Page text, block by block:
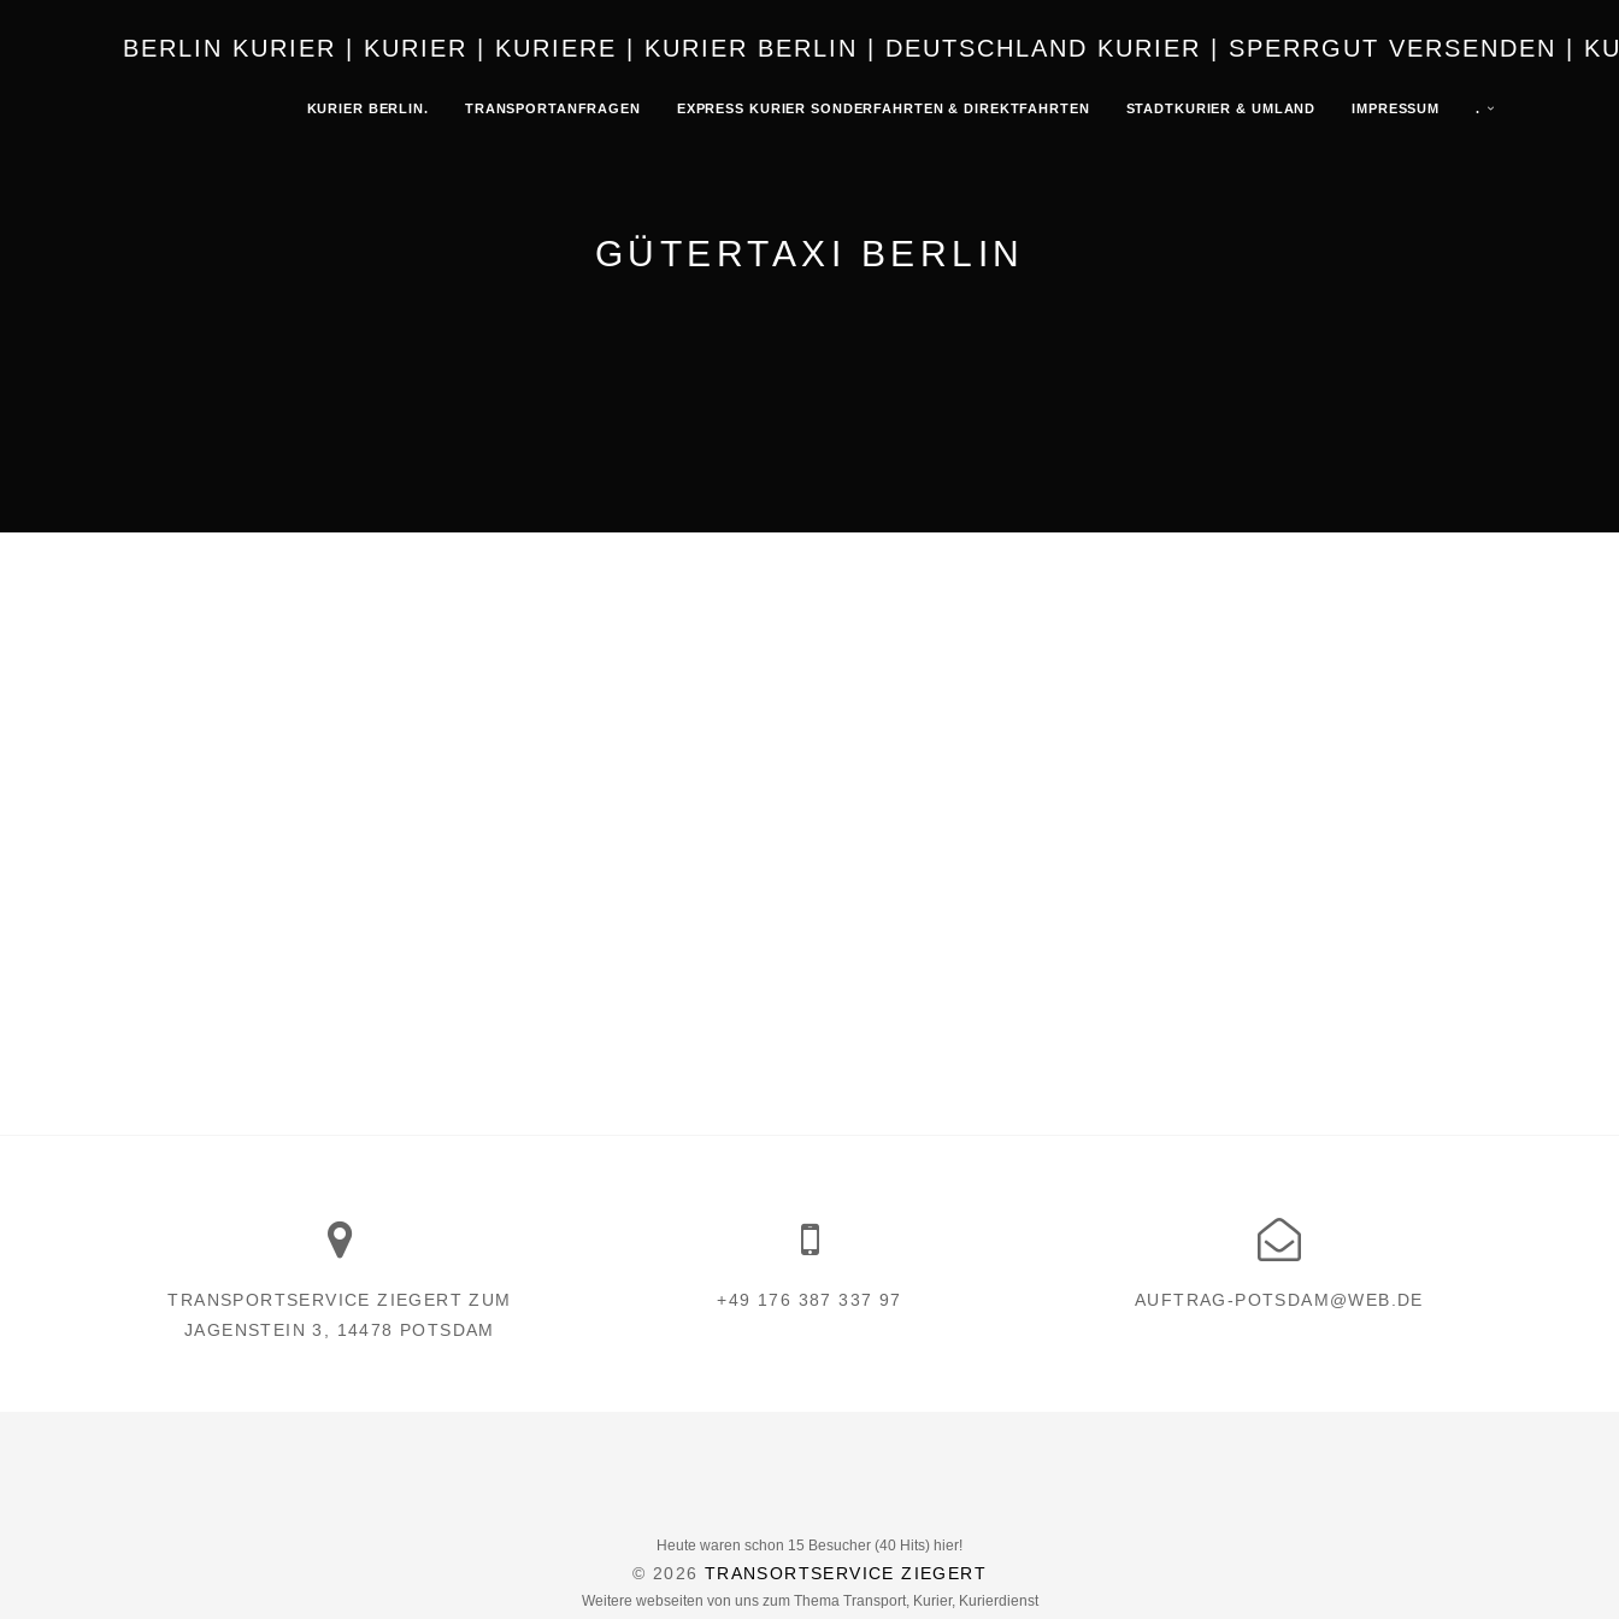
BERLIN KURIER | KURIER |
KURIER BERLIN. TRANSPORTANFRAGEN EXPRESS KURIER SONDERFAHRTEN & DIREKTFAHRTEN STADTKURIER & UMLAND IMPRESSUM .
GÜTERTAXI BERLIN
TRANSPORTSERVICE ZIEGERT ZUM
JAGENSTEIN 3, 14478 POTSDAM
+49 176 387 337 97 AUFTRAG-POTSDAM@WEB.DE
Heute waren schon 15 Besucher (40 Hits) hier!
© 2026 TRANSORTSERVICE ZIEGERT
Weitere webseiten von uns zum Thema Transport, Kurier, Kurierdienst